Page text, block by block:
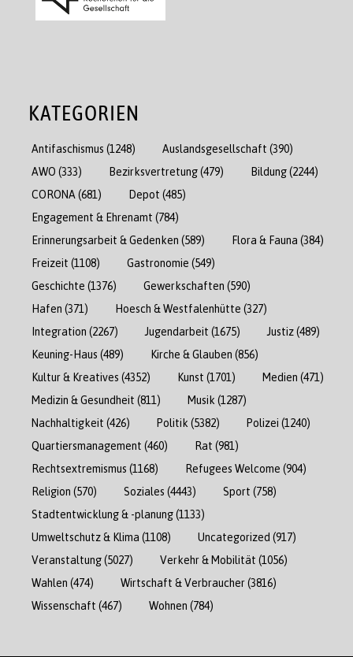
KATEGORIEN
Antifaschismus (1248) Auslandsgesellschaft (390)
AWO (333) Bezirksvertretung(479) Bildung(2244)
CORONA (681) Depot (485)
Engagement & Ehrenamt (784)
Erinnerungsarbeit & Gedenken (589) Flora & Fauna (384)
Freizeit (1108) Gastronomie (549)
Geschichte (1376) Gewerkschaften (590)
Hafen (371) Hoesch & Westfalenhütte (327)
Integration (2267) Jugendarbeit (1675) Justiz(489)
Keuning-Haus (489) Kirche & Glauben (856)
Kultur & Kreatives (4352) Kunst (1701) Medien (471)
Medizin & Gesundheit (811) Musik (1287)
Nachhaltigkeit (426) Politik (5382) Polizei (1240)
Quartiersmanagement (460) Rat (981)
Rechtsextremismus (1168) Refugees Welcome (904)
Religion (570) Soziales (4443) Sport (758)
Stadtentwicklung & -planung(1133)
Umweltschutz & Klima (1108) Uncategorized (917)
Veranstaltung(5027) Verkehr & Mobilität (1056)
Wahlen (474) Wirtschaft & Verbraucher(3816)
Wissenschaft (467) Wohnen (784)